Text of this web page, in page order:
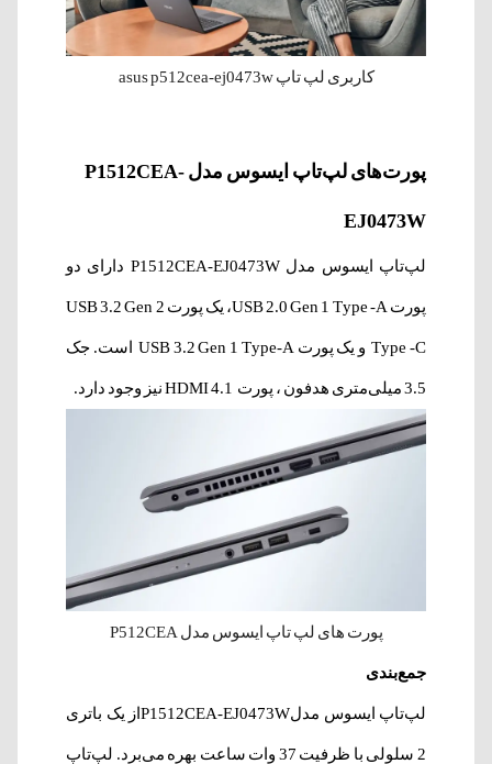
کاربری لپ تاپ asus p512cea-ej0473w
پورت‌های لپ‌تاپ ایسوس مدل P1512CEA-
EJ0473W
لپ‌تاپ ایسوس مدل P1512CEA-EJ0473W دارای دو
پورت USB 2.0 Gen 1 Type -A، یک پورت USB 3.2 Gen 2
Type -C و یک پورت USB 3.2 Gen 1 Type-A است. جک
3.5 میلی‌متری هدفون ، پورت HDMI 4.1 نیز وجود دارد.
پورت های لپ تاپ ایسوس مدل P512CEA
جمع‌بندی
لپ‌‌تاپ ایسوس مدلP1512CEA-EJ0473Wاز یک باتری
2 سلولی با ظرفیت 37 وات ساعت بهره‌ می‌برد. لپ‌‌تاپ